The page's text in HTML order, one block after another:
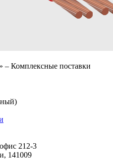
– Комплексные поставки
212-3
, 141009